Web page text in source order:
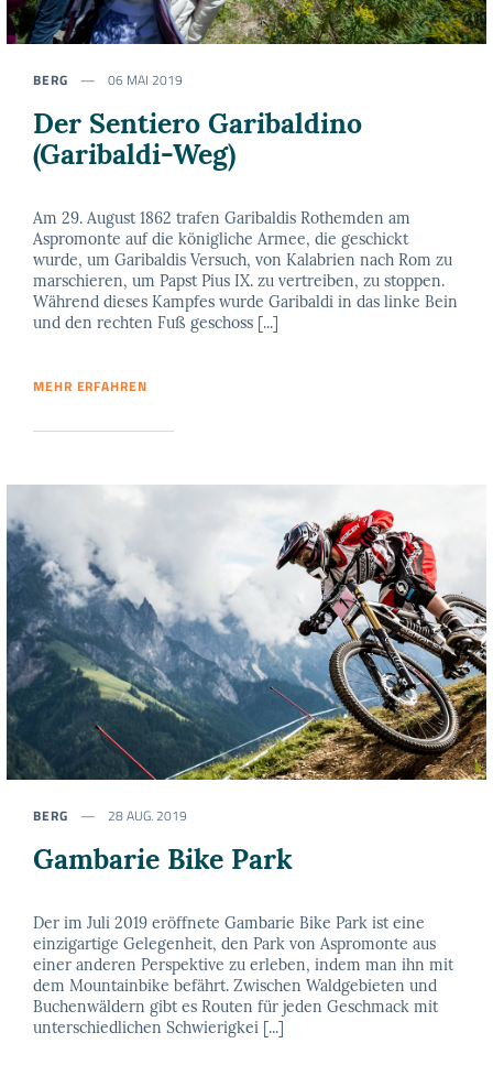
BERG 06 MAI 2019
Der Sentiero Garibaldino
(Garibaldi-Weg)
Am 29. August 1862 trafen Garibaldis Rothemden am
Aspromonte auf die königliche Armee, die geschickt
wurde, um Garibaldis Versuch, von Kalabrien nach Rom zu
marschieren, um Papst Pius IX. zu vertreiben, zu stoppen.
Während dieses Kampfes wurde Garibaldi in das linke Bein
und den rechten Fuß geschoss [...]
MEHR ERFAHREN
BERG 28 AUG. 2019
Gambarie Bike Park
Der im Juli 2019 eröffnete Gambarie Bike Park ist eine
einzigartige Gelegenheit, den Park von Aspromonte aus
einer anderen Perspektive zu erleben, indem man ihn mit
dem Mountainbike befährt. Zwischen Waldgebieten und
Buchenwäldern gibt es Routen für jeden Geschmack mit
unterschiedlichen Schwierigkei [...]